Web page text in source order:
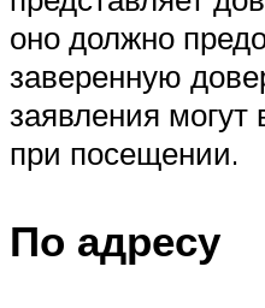
оно должно
заверенную
заявления
при посещении.
По адресу